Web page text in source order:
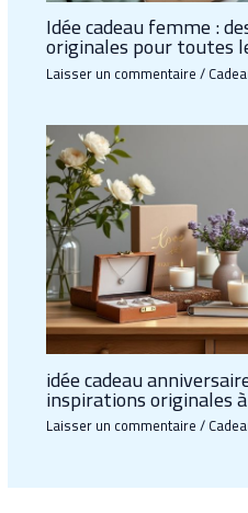
Idée cadeau femme :
originales pour toutes
Laisser un commentaire/
idée cadeau
inspirations originales
Laisser un commentaire/